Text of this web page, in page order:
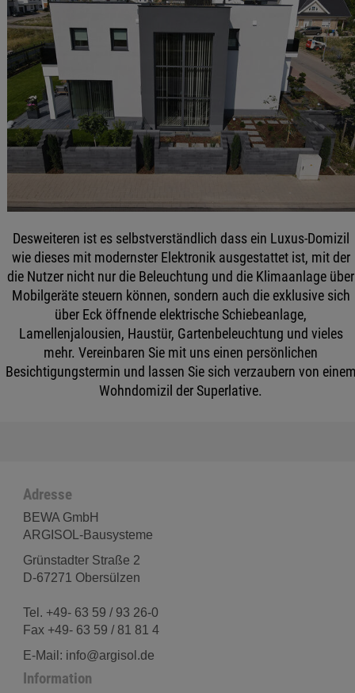
Desweiteren ist es selbstverständlich dass ein Luxus-Domizil
wie dieses mit modernster Elektronik ausgestattet ist, mit der
die Nutzer nicht nur die Beleuchtung und die Klimaanlage über
Mobilgeräte steuern können, sondern auch die exklusive sich
über Eck öffnende elektrische Schiebeanlage,
Lamellenjalousien, Haustür, Gartenbeleuchtung und vieles
mehr. Vereinbaren Sie mit uns einen persönlichen
Besichtigungstermin und lassen Sie sich verzaubern von
Wohndomizil der Superlative.
Adresse
BEWA GmbH
ARGISOL-Bausysteme
Grünstadter Straße 2
D-67271 Obersülzen
Tel. +49- 63 59 / 93 26-0
Fax +49- 63 59 / 81 81 4
E-Mail: info@argisol.de
Information